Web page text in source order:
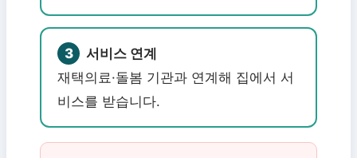
3
서비스 연계
재택의료·돌봄 기관과 연계해 집에서 서
비스를 받습니다.